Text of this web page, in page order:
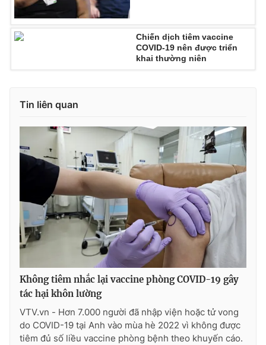
Chiến dịch tiêm vaccine
COVID-19 nên được triển
khai thường niên
Tin liên quan
Không tiêm nhắc lại vaccine phòng COVID-19 gây
tác hại khôn lường
VTV.vn - Hơn 7.000 người đã nhập viện hoặc tử vong
do COVID-19 tại Anh vào mùa hè 2022 vì không được
tiêm đủ số liều vaccine phòng bệnh theo khuyến cáo.